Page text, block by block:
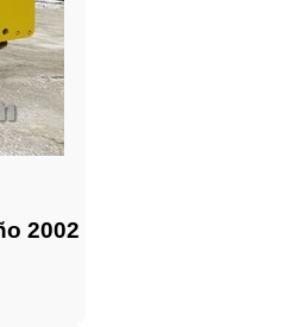
2002